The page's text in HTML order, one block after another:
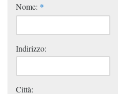
Nome: *
Indirizzo:
Città: